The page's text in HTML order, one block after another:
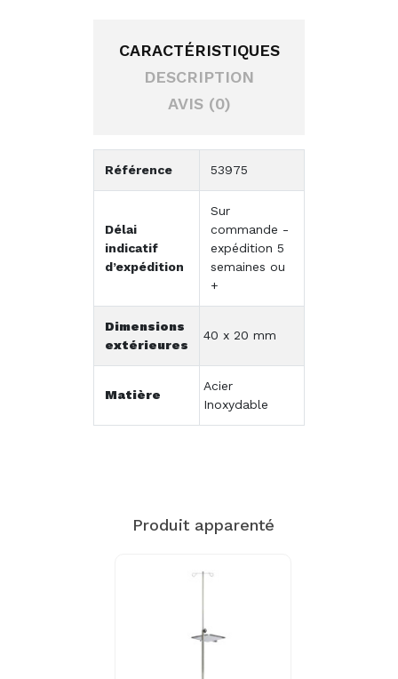
CARACTÉRISTIQUES
DESCRIPTION
AVIS (0)
Référence 53975
Délai
indicatif
d’expédition
Sur
commande -
expédition 5
semaines ou
+
Dimensions
extérieures
40 x 20 mm
Matière
Acier
Inoxydable
Produit apparenté